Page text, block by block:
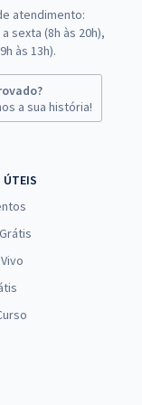
atendimento:
sexta (8h às 20h),
às 13h).
a sua história!
ÚTEIS